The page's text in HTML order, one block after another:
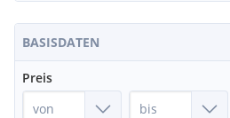
BASISDATEN
Preis